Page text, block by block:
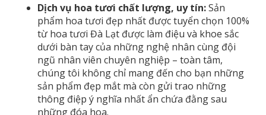
Dịch vụ hoa tươi chất lượng, uy tín:Sản
phẩm hoa tươi đẹp nhất được tuyển chọn 100%
từ hoa tươi Đà Lạt được làm điệu và khoe sắc
dưới bàn tay của những nghệ nhân cùng đội
ngũ nhân viên chuyên nghiệp – toàn tâm,
chúng tôi không chỉ mang đến cho bạn những
sản phẩm đẹp mắt mà còn gửi trao những
thông điệp ý nghĩa nhất ẩn chứa đằng sau
những đóa hoa.